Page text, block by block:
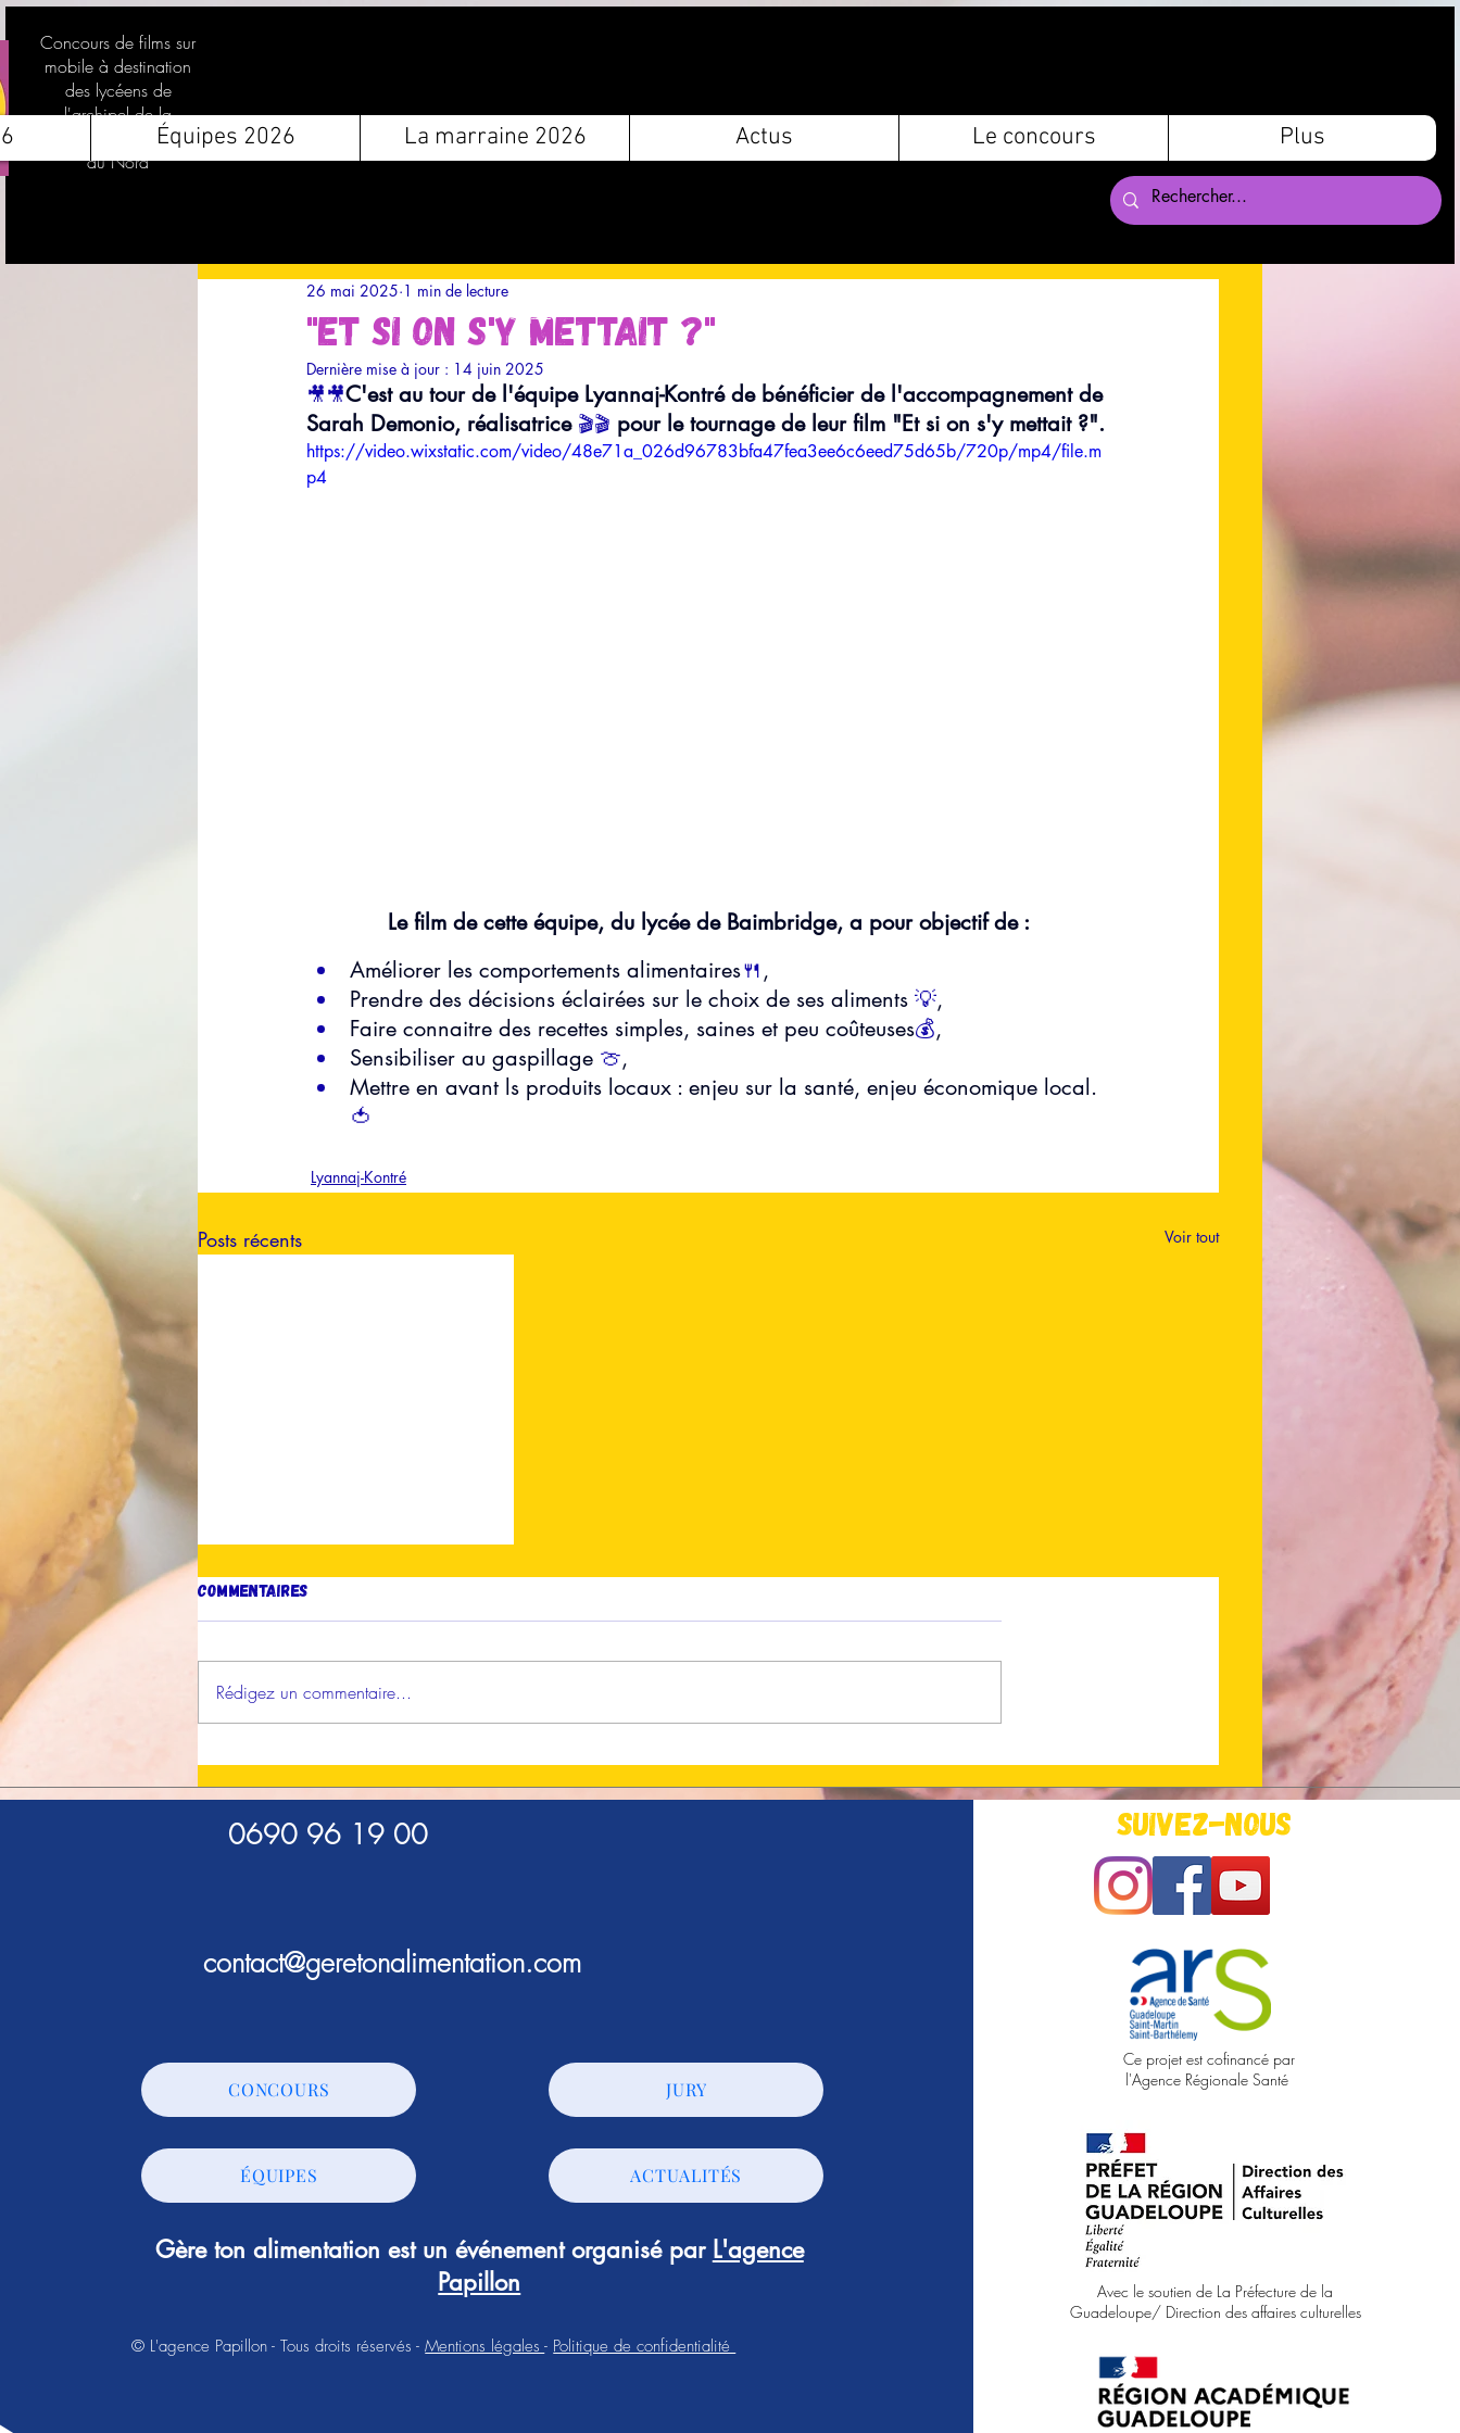
Concours de films sur
mobile à destination
des lycéens de
l'archipel de la
Guadeloupe et des Îles
du Nord
Équipes 2026 La marraine 2026 Actus Le concours Plus
"Et si on s'y mettait ?"
26 mai 2025 1 min de lecture
Dernière mise à jour : 14 juin 2025
🎥​🎥​C'est au tour de l'équipe Lyannaj-Kontré de bénéficier de l'accompagnement de
Sarah Demonio, réalisatrice 🎬​🎬​ pour le tournage de leur film "Et si on s'y mettait ?".
https://video.wixstatic.com/video/48e71a_026d96783bfa47fea3ee6c6eed75d65b/720p/mp4/file.m
p4
Le film de cette équipe, du lycée de Baimbridge, a pour objectif de :
Améliorer les comportements alimentaires🍴,
Prendre des décisions éclairées sur le choix de ses aliments 💡,
Faire connaitre des recettes simples, saines et peu coûteuses💰,
Sensibiliser au gaspillage 🍈,
Mettre en avant ls produits locaux : enjeu sur la santé, enjeu économique local.
🍅
Lyannaj-Kontré
Posts récents Voir tout
Prix de l'Interprétation du
Grand Jury : Lyndsee
Gendrey
Commentaires
Rédigez un commentaire...
0690 96 19 00
contact@geretonalimentation.com
CONCOURS
ÉQUIPES
JURY
ACTUALITÉS
Gère ton alimentation est un événement organisé par L'agence
Papillon
© L'agence Papillon - Tous droits réservés -Mentions légales- Politique de confidentialité
Suivez-nous
Ce projet est cofinancé par
l'Agence Régionale Santé
Avec le soutien de La Préfecture de la
Guadeloupe/ Direction des affaires culturelles